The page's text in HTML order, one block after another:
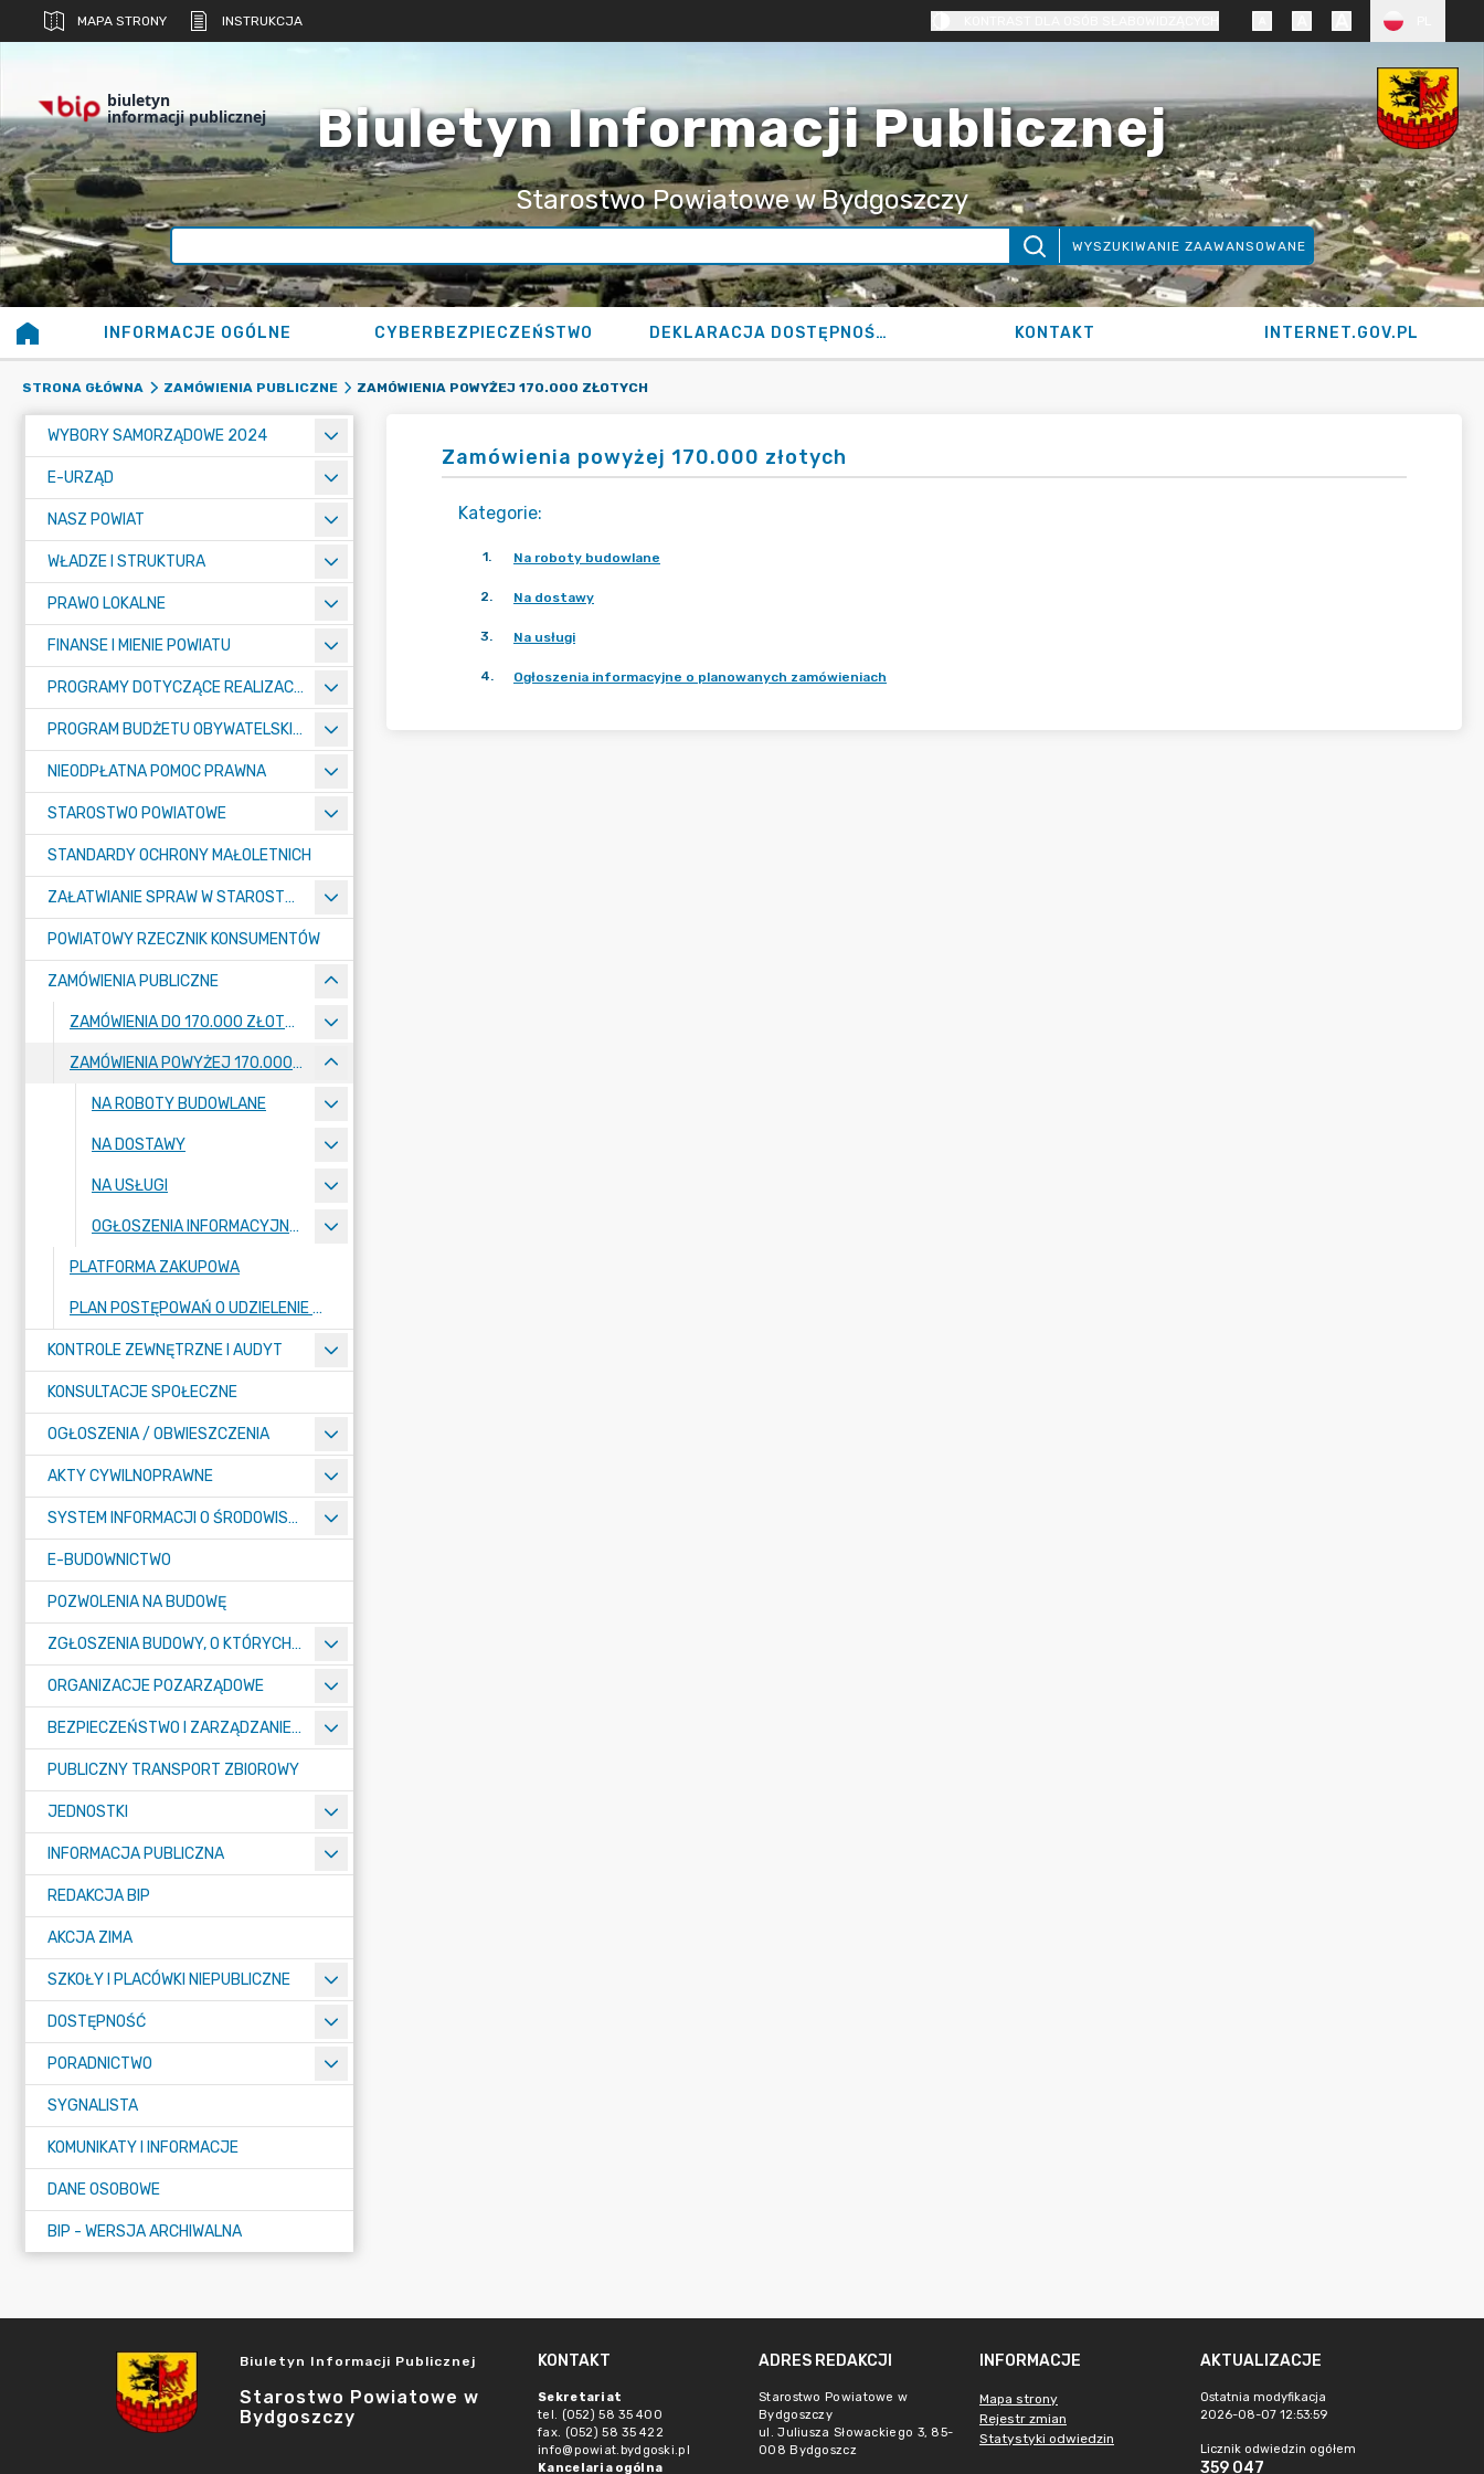
MAPA STRONY INSTRUKCJA
biuletyn
informacji publicznej Biuletyn Informacji Publicznej
Starostwo Powiatowe w Bydgoszczy
WYSZUKIWANIE ZAAWANSOWANE
INFORMACJE OGÓLNE CYBERBEZPIECZEŃSTWO DEKLARACJA DOSTĘPNOŚCI KONTAKT INTERNET.GOV.PL
STRONA GŁÓWNA ZAMÓWIENIA PUBLICZNE ZAMÓWIENIA POWYŻEJ 170.000 ZŁOTYCH
WYBORY SAMORZĄDOWE 2024
E-URZĄD
NASZ POWIAT
WŁADZE I STRUKTURA
PRAWO LOKALNE
FINANSE I MIENIE POWIATU
PROGRAMY DOTYCZĄCE REALIZACJI ZADAŃ PUBLICZNYCH
PROGRAM BUDŻETU OBYWATELSKIEGO POWIATU BYDGOSKIEGO
NIEODPŁATNA POMOC PRAWNA
STAROSTWO POWIATOWE
STANDARDY OCHRONY MAŁOLETNICH
ZAŁATWIANIE SPRAW W STAROSTWIE
POWIATOWY RZECZNIK KONSUMENTÓW
ZAMÓWIENIA PUBLICZNE
ZAMÓWIENIA DO 170.000 ZŁOTYCH
ZAMÓWIENIA POWYŻEJ 170.000 ZŁOTYCH
NA ROBOTY BUDOWLANE
NA DOSTAWY
NA USŁUGI
OGŁOSZENIA INFORMACYJNE O PLANOWANYCH ZAMÓWIENIACH
PLATFORMA ZAKUPOWA
PLAN POSTĘPOWAŃ O UDZIELENIE ZAMÓWIEŃ
KONTROLE ZEWNĘTRZNE I AUDYT
KONSULTACJE SPOŁECZNE
OGŁOSZENIA / OBWIESZCZENIA
AKTY CYWILNOPRAWNE
SYSTEM INFORMACJI O ŚRODOWISKU
E-BUDOWNICTWO
POZWOLENIA NA BUDOWĘ
ZGŁOSZENIA BUDOWY, O KTÓRYCH MOWA W ART. 29 UST. 1 PKT 1A, 2B I 19A USTAWY PRAWO BUDOWLANE
ORGANIZACJE POZARZĄDOWE
BEZPIECZEŃSTWO I ZARZĄDZANIE KRYZYSOWE
PUBLICZNY TRANSPORT ZBIOROWY
JEDNOSTKI
INFORMACJA PUBLICZNA
REDAKCJA BIP
AKCJA ZIMA
SZKOŁY I PLACÓWKI NIEPUBLICZNE
DOSTĘPNOŚĆ
PORADNICTWO
SYGNALISTA
KOMUNIKATY I INFORMACJE
DANE OSOBOWE
BIP - WERSJA ARCHIWALNA
Zamówienia powyżej 170.000 złotych
Kategorie:
1. Na roboty budowlane
2. Na dostawy
3. Na usługi
4. Ogłoszenia informacyjne o planowanych zamówieniach
Biuletyn Informacji Publicznej
Starostwo Powiatowe w
Bydgoszczy
KONTAKT
Sekretariat
tel. (052) 58 35 400
fax. (052) 58 35 422
info@powiat.bydgoski.pl
Kancelaria ogólna
ADRES REDAKCJI
Starostwo Powiatowe w
Bydgoszczy
ul. Juliusza Słowackiego 3, 85-
008 Bydgoszcz
INFORMACJE
Mapa strony
Rejestr zmian
Statystyki odwiedzin
AKTUALIZACJE
Ostatnia modyfikacja
2026-08-07 12:53:59
Licznik odwiedzin ogółem
359 047